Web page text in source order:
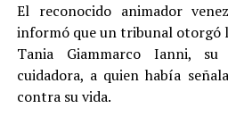
El reconocido animador
informó que un tribunal otorgó
Tania Giammarco Ianni,
cuidadora, a quien había
contra su vida.